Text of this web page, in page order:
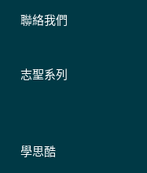
聯絡我們
志聖系列
學思酷